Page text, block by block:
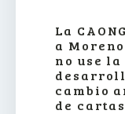
La
a
no use
cambio
de